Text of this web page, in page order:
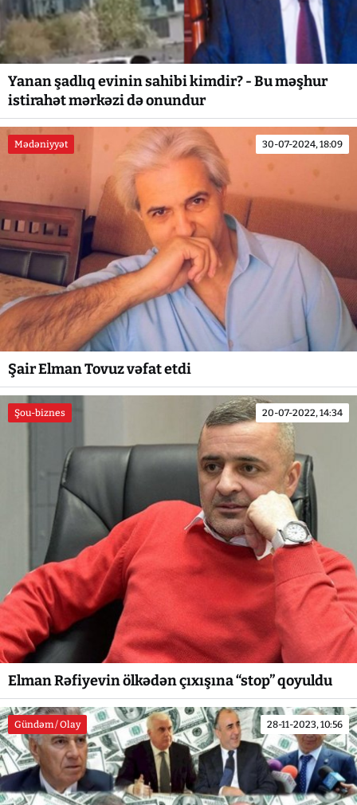
Yanan şadlıq evinin sahibi kimdir? - Bu məşhur
istirahət mərkəzi də onundur
Mədəniyyət 30-07-2024, 18:09
Şair Elman Tovuz vəfat etdi
Şou-biznes 20-07-2022, 14:34
Elman Rəfiyevin ölkədən çıxışına “stop” qoyuldu
Gündəm / Olay 28-11-2023, 10:56